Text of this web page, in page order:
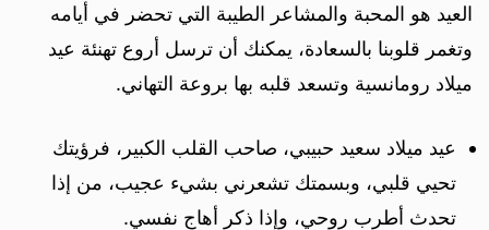
العيد هو المحبة والمشاعر الطيبة التي تحضر في أيامه
وتغمر قلوبنا بالسعادة، يمكنك أن ترسل أروع تهنئة عيد
ميلاد رومانسية وتسعد قلبه بها بروعة التهاني.
‏عيد ميلاد سعيد حبيبي، صاحب القلب الكبير، فرؤيتك
تحيي قلبي، وبسمتك تشعرني بشيء عجيب، من إذا
تحدث أطرب روحي، وإذا ذكر أهاج نفسي.